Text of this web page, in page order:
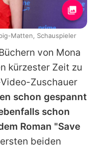
von Mona
kürzester Zeit zu
Zuschauer
schon gespannt
schon
Roman "Save
beiden
Matten, Schauspieler